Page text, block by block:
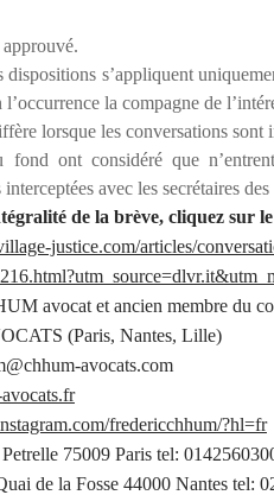
dispositions s’appliquent
la compagne de
lorsque les conversations sont
fond ont considéré que
avec les secrétaires
de la brève, cliquez sur le
justice.com/articles/
avocat et ancien membre du
(Paris, Nantes, Lille)
avocats.com
fredericchhum/?hl=fr
75009 Paris tel:
de la Fosse 44000 Nantes tel: